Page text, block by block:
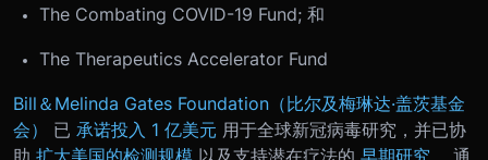
The Combating COVID-19 Fund; 和
The Therapeutics Accelerator Fund
Bill＆Melinda Gates Foundation（比尔及梅琳达·盖茨基金
会）
已 承诺投入 1 亿美元 用于全球新冠病毒研究，并已协
助 扩大美国的检测规模 以及支持潜在疗法的 早期研究 。通